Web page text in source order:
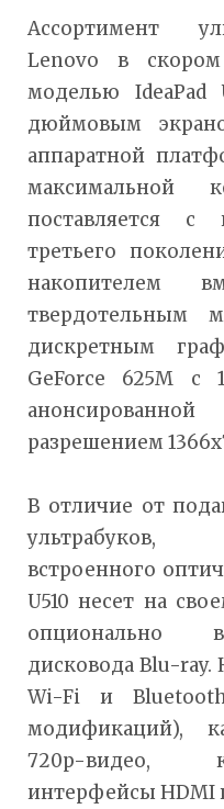
Ассортимент
Lenovo в
моделью IdeaPad
дюймовым
аппаратной
максимальной
поставляется с
третьего
накопителем
дискретным
GeForce 625M с
разрешением
В отличие от
встроенного
U510 несет на
опционально
дисковода Blu-ray.
Wi-Fi и
модификаций),
720p-видео,
интерфейсы HDMI